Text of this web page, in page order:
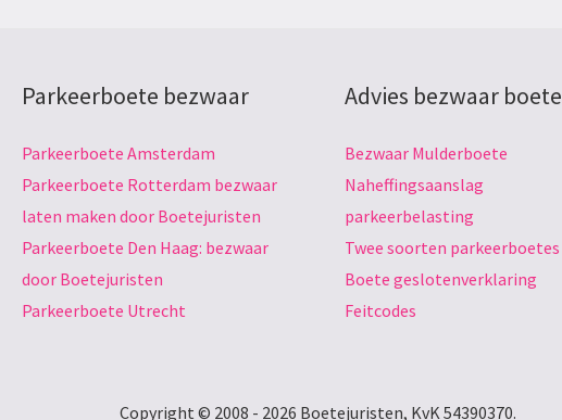
Parkeerboete bezwaar
Parkeerboete Amsterdam
Parkeerboete Rotterdam bezwaar
laten maken door Boetejuristen
Parkeerboete Den Haag: bezwaar
door Boetejuristen
Parkeerboete Utrecht
Advies bezwaar boete
Bezwaar Mulderboete
Naheffingsaanslag
parkeerbelasting
Twee soorten parkeerboetes
Boete geslotenverklaring
Feitcodes
Copyright © 2008 - 2026 Boetejuristen, KvK 54390370.